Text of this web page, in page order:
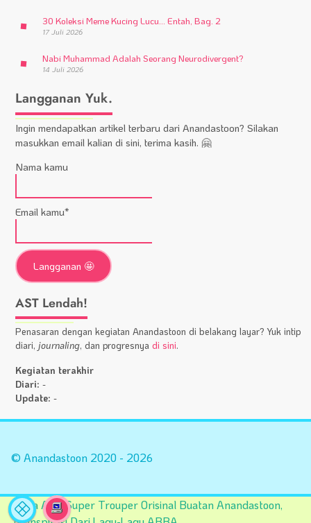
30 Koleksi Meme Kucing Lucu… Entah, Bag. 2
17 Juli 2026
Nabi Muhammad Adalah Seorang Neurodivergent?
14 Juli 2026
Langganan Yuk.
Ingin mendapatkan artikel terbaru dari Anandastoon? Silakan
masukkan email kalian di sini, terima kasih. 🤗
Nama kamu
Email kamu*
AST Lendah!
Penasaran dengan kegiatan Anandastoon di belakang layar? Yuk intip
diari,journaling, dan progresnyadi sini.
Kegiatan terakhir
Diari:-
Update:-
Statistik
© Anandastoon 2020 - 2026
Tema AST Super Trouper Orisinal Buatan Anandastoon,